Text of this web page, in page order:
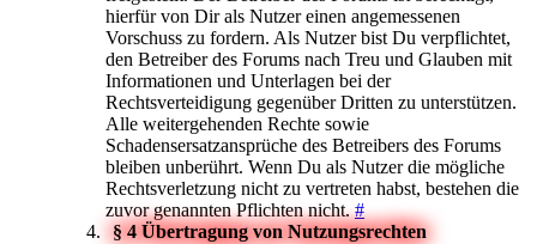
hierfür von Dir als Nutzer einen angemessenen
Vorschuss zu fordern. Als Nutzer bist Du verpflichtet,
den Betreiber des Forums nach Treu und Glauben mit
Informationen und Unterlagen bei der
Rechtsverteidigung gegenüber Dritten zu unterstützen.
Alle weitergehenden Rechte sowie
Schadensersatzansprüche des Betreibers des Forums
bleiben unberührt. Wenn Du als Nutzer die mögliche
Rechtsverletzung nicht zu vertreten habst, bestehen die
zuvor genannten Pflichten nicht.#
§ 4 Übertragung von Nutzungsrechten